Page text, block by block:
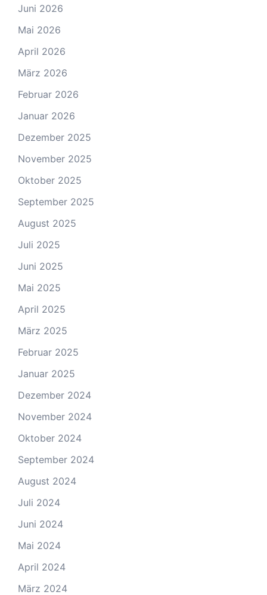
Juni 2026
Mai 2026
April 2026
März 2026
Februar 2026
Januar 2026
Dezember 2025
November 2025
Oktober 2025
September 2025
August 2025
Juli 2025
Juni 2025
Mai 2025
April 2025
März 2025
Februar 2025
Januar 2025
Dezember 2024
November 2024
Oktober 2024
September 2024
August 2024
Juli 2024
Juni 2024
Mai 2024
April 2024
März 2024